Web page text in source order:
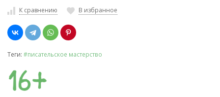
К сравнению В избранное
Теги: #писательское мастерство